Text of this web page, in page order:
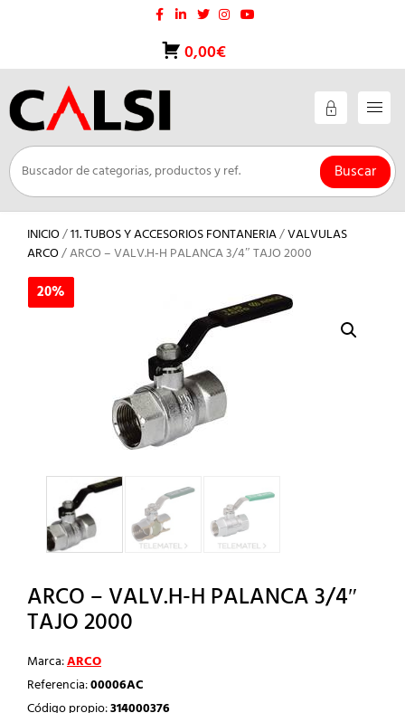
0,00€
Buscar
INICIO/11. TUBOS Y ACCESORIOS FONTANERIA/VALVULAS
ARCO/ ARCO – VALV.H-H PALANCA 3/4″ TAJO 2000
20%
ARCO – VALV.H-H PALANCA 3/4″
TAJO 2000
Marca:ARCO
Referencia:00006AC
Código propio:314000376
20%